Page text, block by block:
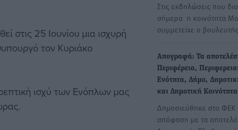
στις 25 Ιουνίου μια ισχυρή
τον Κυριάκο
ισχύ των Ενόπλων μας
Στις εκδηλώσεις που
σήμερα η κοινότητα
συμμετείχε ο
Απογραφή: Τα
Περιφέρεια,
Ενότητα, Δήμο,
και Δημοτική Κοινότητα
Δημοσιεύθηκε στο ΦΕΚ
απόφαση με τα